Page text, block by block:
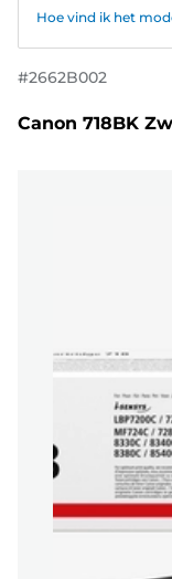
Hoe vind ik het
#2662B002
Canon 718BK